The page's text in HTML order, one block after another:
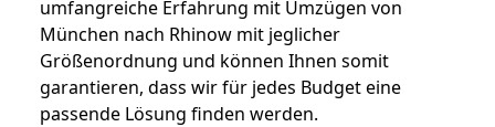
umfangreiche Erfahrung mit Umzügen von
München nach Rhinow mit jeglicher
Größenordnung und können Ihnen somit
garantieren, dass wir für jedes Budget eine
passende Lösung finden werden.